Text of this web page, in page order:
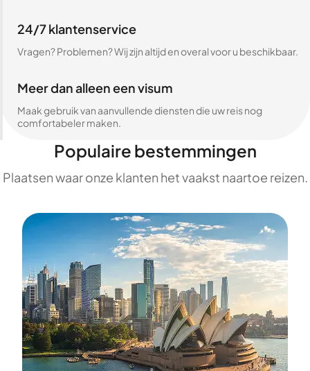
24/7 klantenservice
Vragen? Problemen? Wij zijn altijd en overal voor u beschikbaar.
Meer dan alleen een visum
Maak gebruik van aanvullende diensten die uw reis nog
comfortabeler maken.
Populaire bestemmingen
Plaatsen waar onze klanten het vaakst naartoe reizen.